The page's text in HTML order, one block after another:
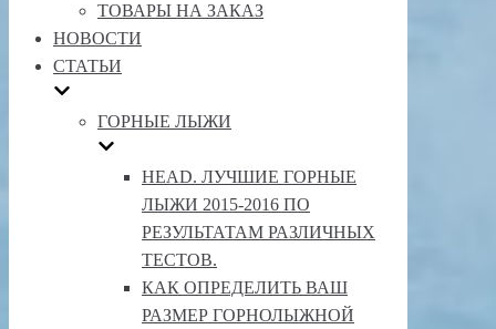
ТОВАРЫ НА ЗАКАЗ
НОВОСТИ
СТАТЬИ
ГОРНЫЕ ЛЫЖИ
HEAD. ЛУЧШИЕ ГОРНЫЕ
ЛЫЖИ 2015-2016 ПО
РЕЗУЛЬТАТАМ РАЗЛИЧНЫХ
ТЕСТОВ.
КАК ОПРЕДЕЛИТЬ ВАШ
РАЗМЕР ГОРНОЛЫЖНОЙ